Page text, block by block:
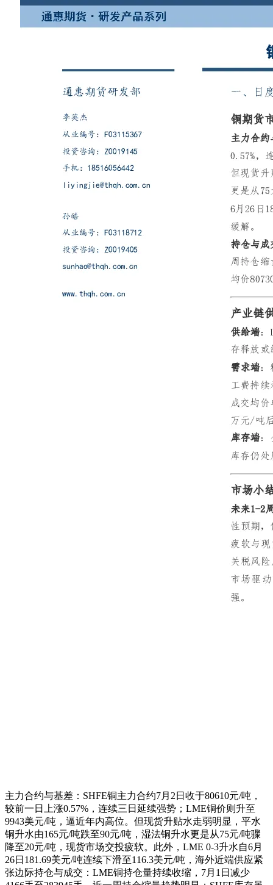
主力合约与基差：SHFE铜主力合约7月2日收于80610元/吨，
较前一日上涨0.57%，连续三日延续强势；LME铜价则升至
9943美元/吨，逼近年内高位。但现货升贴水走弱明显，平水
铜升水由165元/吨跌至90元/吨，湿法铜升水更是从75元/吨骤
降至20元/吨，现货市场交投疲软。此外，LME 0-3升水自6月
26日181.69美元/吨连续下滑至116.3美元/吨，海外近端供应紧
张边际持仓与成交：LME铜持仓量持续收缩，7月1日减少